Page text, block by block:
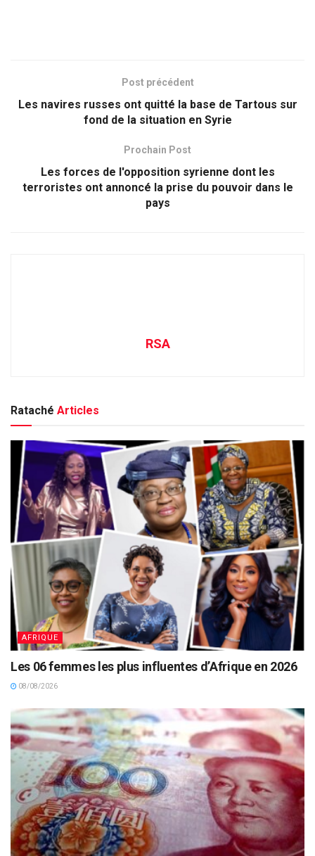
Post précédent
Les navires russes ont quitté la base de Tartous sur
fond de la situation en Syrie
Prochain Post
Les forces de l'opposition syrienne dont les
terroristes ont annoncé la prise du pouvoir dans le
pays
RSA
Rataché Articles
AFRIQUE
Les 06 femmes les plus influentes d’Afrique en 2026
08/08/2026